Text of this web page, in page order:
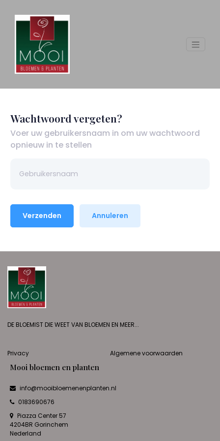
Wachtwoord vergeten?
Voer uw gebruikersnaam in om uw wachtwoord
opnieuw in te stellen
Verzenden Annuleren
DE BLOEMIST DIE WEET VAN BLOEMEN EN MEER...
Privacy Algemene voorwaarden
Mooi bloemen en planten
info@mooibloemenenplanten.nl
0183690676
Piazza Center 57
4204BR Gorinchem
Nederland